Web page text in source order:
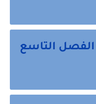
الفصل التاسع